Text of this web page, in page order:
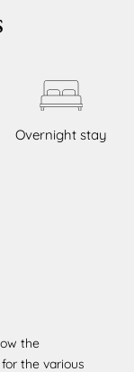
Overnight stay
the
the various